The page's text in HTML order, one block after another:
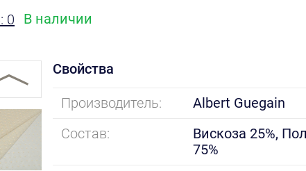
0 В наличии
Свойства
Производитель:
Albert Guegain
Состав:
Вискоза 25%,
75%